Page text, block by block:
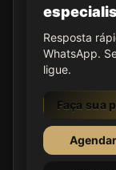
Resposta
WhatsApp.
ligue.
Faça sua